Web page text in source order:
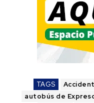
TAGS
autobús de